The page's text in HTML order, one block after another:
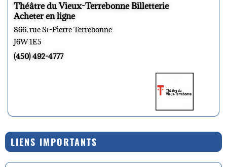
Théâtre du Vieux-Terrebonne Billetterie
Acheter en ligne
866, rue St-Pierre Terrebonne
J6W 1E5
(450) 492-4777
LIENS IMPORTANTS